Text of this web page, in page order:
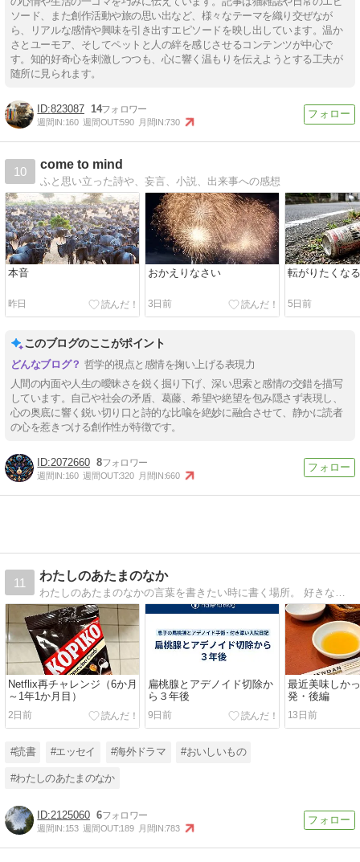
ソード、また創作活動や旅の思い出など、様々なテーマを織り交ぜなが
ら、リアルな感情や興味を引き出すエピソードを映し出しています。温か
さとユーモア、そしてペットと人の絆を感じさせるコンテンツが中心で
す。知的好奇心を刺激しつつも、心に響く温もりを伝えようとする工夫が
随所に見られます。
823087 14
週間IN:160 週間OUT:590 月間IN:730
10
come to mind
ふと思い立った詩や、妄言、小説、出来事への感想
本音
昨日
おかえりなさい
3日前
転がりたくな
5日前
このブログのここがポイント
哲学的視点と感情を掬い上げる表現力
人間の内面や人生の曖昧さを鋭く掘り下げ、深い思索と感情の交錯を描写
しています。自己や社会の矛盾、葛藤、希望や絶望を包み隠さず表現し、
心の奥底に響く鋭い切り口と詩的な比喩を絶妙に融合させて、静かに読者
の心を惹きつける創作性が特徴です。
2072660 8
週間IN:160 週間OUT:320 月間IN:660
11
わたしのあたまのなか
Netflix再チャレンジ（6か月
～1年1か月目）
2日前
扁桃腺とアデノイド切除か
ら３年後
9日前
最近美味しか
発・後編
13日前
#読書 #エッセイ #海外ドラマ #おいしいもの
#わたしのあたまのなか
2125060 6
週間IN:153 週間OUT:189 月間IN:783